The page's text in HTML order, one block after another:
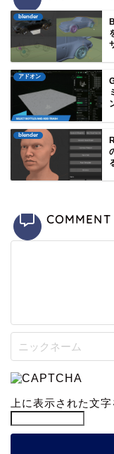
blender
アドオン
blender
COMMENT
上に表示された文